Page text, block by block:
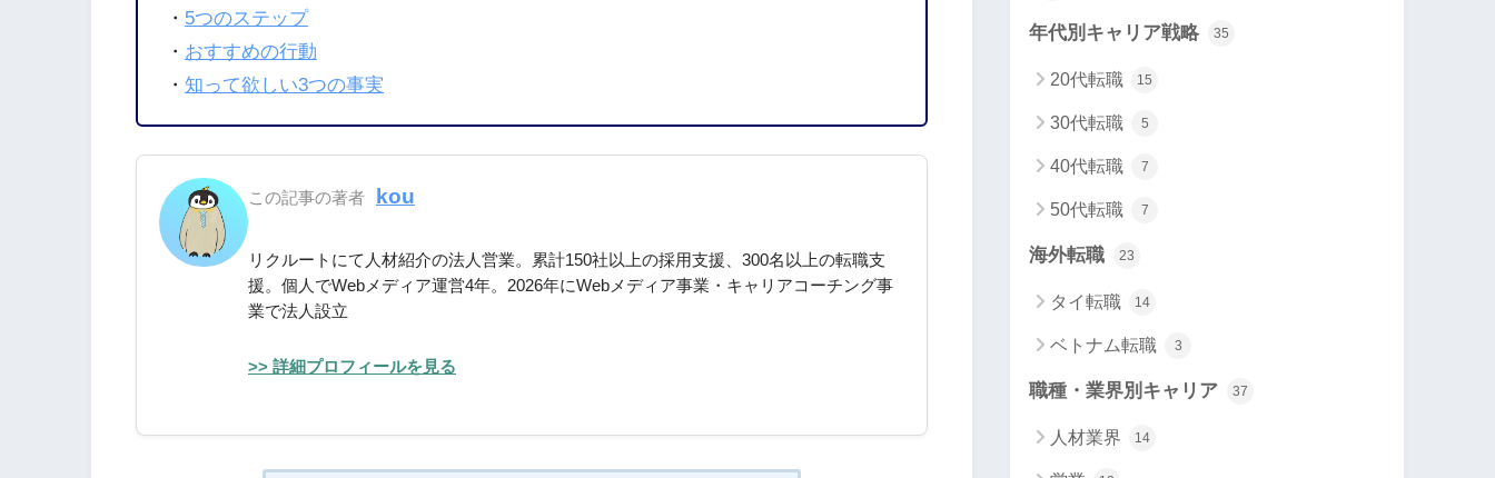
・ 5つのステップ
・ おすすめの行動
・ 知って欲しい3つの事実
この記事の著者 kou
リクルートにて人材紹介の法人営業。累計150社以上の採用支援、300名以上の転職支
援。個人でWebメディア運営4年。2026年にWebメディア事業・キャリアコーチング事
業で法人設立
>> 詳細プロフィールを見る
年代別キャリア戦略 35
20代転職 15
30代転職 5
40代転職 7
50代転職 7
海外転職 23
タイ転職 14
ベトナム転職 3
職種・業界別キャリア 37
人材業界 14